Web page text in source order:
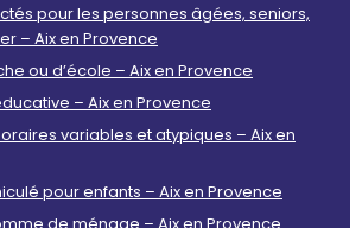
pour les personnes âgées, seniors,
– Aix en Provence
ou d’école – Aix en Provence
– Aix en Provence
variables et atypiques – Aix en
pour enfants – Aix en Provence